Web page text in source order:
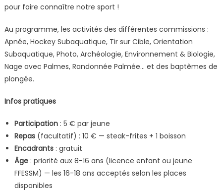
pour faire connaître notre sport !
Au programme, les activités des différentes commissions :
Apnée, Hockey Subaquatique, Tir sur Cible, Orientation
Subaquatique, Photo, Archéologie, Environnement & Biologie,
Nage avec Palmes, Randonnée Palmée… et des baptêmes de
plongée.
Infos pratiques
Participation: 5 € par jeune
Repas(facultatif) : 10 € — steak-frites + 1 boisson
Encadrants: gratuit
Âge: priorité aux 8-16 ans (licence enfant ou jeune
FFESSM) — les 16-18 ans acceptés selon les places
disponibles